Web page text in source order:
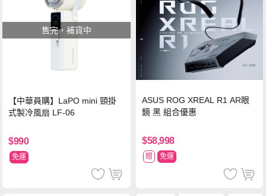
售完，補貨中
【中華員購】LaPO mini 頸掛
式製冷風扇 LF-06
$990
免運
ASUS ROG XREAL R1 AR眼
鏡 黑 組合優惠
$58,998
贈 免運